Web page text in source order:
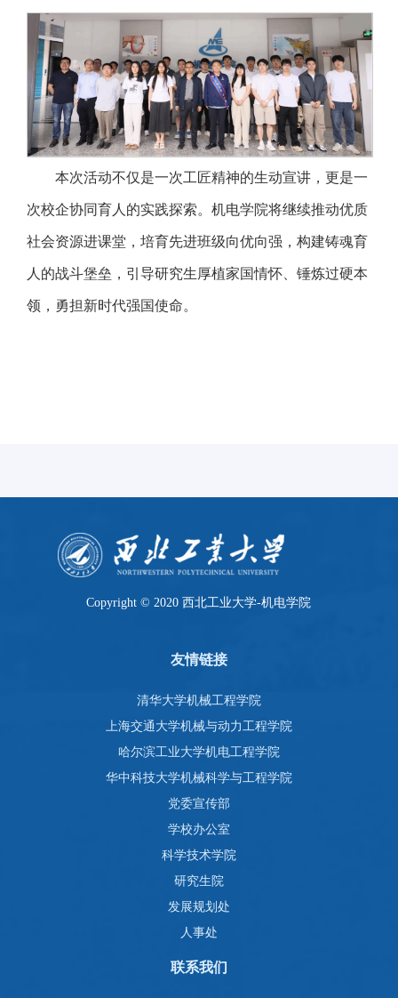
本次活动不仅是一次工匠精神的生动宣讲，更是一
次校企协同育人的实践探索。机电学院将继续推动优质
社会资源进课堂，培育先进班级向优向强，构建铸魂育
人的战斗堡垒，引导研究生厚植家国情怀、锤炼过硬本
领，勇担新时代强国使命。
Copyright © 2020 西北工业大学-机电学院
友情链接
清华大学机械工程学院
上海交通大学机械与动力工程学院
哈尔滨工业大学机电工程学院
华中科技大学机械科学与工程学院
党委宣传部
学校办公室
科学技术学院
研究生院
发展规划处
人事处
联系我们